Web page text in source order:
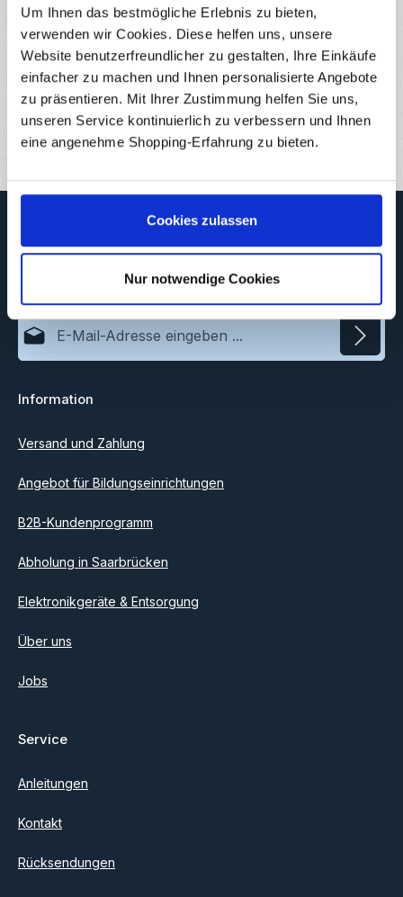
Um Ihnen das bestmögliche Erlebnis zu bieten,
verwenden wir Cookies. Diese helfen uns, unsere
Website benutzerfreundlicher zu gestalten, Ihre Einkäufe
einfacher zu machen und Ihnen personalisierte Angebote
zu präsentieren. Mit Ihrer Zustimmung helfen Sie uns,
unseren Service kontinuierlich zu verbessern und Ihnen
eine angenehme Shopping-Erfahrung zu bieten.
Cookies zulassen
Nur notwendige Cookies
DIY-Elektronik Projekte. Dieses Set beinhaltet 9
verschiedene… Mehr
Eigenschaften
Downloads
Bewertungen
2
Abonnieren Sie jetzt unseren regelmäßig erscheinenden
informiert zu werden.
E-Mail-Adresse*
Ich habe dieDatenschutzbestimmungen
einverstanden.
Information
Versand und Zahlung
Angebot für Bildungseinrichtungen
B2B-Kundenprogramm
Abholung in Saarbrücken
Elektronikgeräte & Entsorgung
Über uns
Jobs
Service
Anleitungen
Kontakt
Rücksendungen